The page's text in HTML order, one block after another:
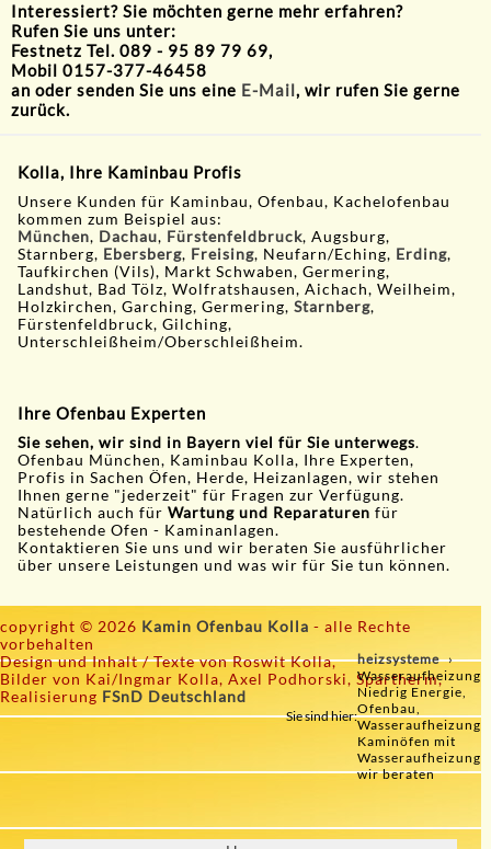
Interessiert? Sie möchten gerne mehr erfahren?
Rufen Sie uns unter:
Festnetz Tel. 089 - 95 89 79 69,
Mobil 0157-377-46458
an oder senden Sie uns eine E-Mail, wir rufen Sie gerne
zurück.
Kolla, Ihre Kaminbau Profis
Unsere Kunden für Kaminbau, Ofenbau, Kachelofenbau
kommen zum Beispiel aus:
München, Dachau, Fürstenfeldbruck, Augsburg,
Starnberg, Ebersberg, Freising, Neufarn/Eching, Erding,
Taufkirchen (Vils), Markt Schwaben, Germering,
Landshut, Bad Tölz, Wolfratshausen, Aichach, Weilheim,
Holzkirchen, Garching, Germering,Starnberg,
Fürstenfeldbruck, Gilching,
Unterschleißheim/Oberschleißheim.
Ihre Ofenbau Experten
Sie sehen, wir sind in Bayern viel für Sie unterwegs.
Ofenbau München, Kaminbau Kolla, Ihre Experten,
Profis in Sachen Öfen, Herde, Heizanlagen, wir stehen
Ihnen gerne "jederzeit" für Fragen zur Verfügung.
Natürlich auch fürWartung und Reparaturen für
bestehende Ofen - Kaminanlagen.
Kontaktieren Sie uns und wir beraten Sie ausführlicher
über unsere Leistungen und was wir für Sie tun können.
copyright © 2026 Kamin Ofenbau Kolla - alle Rechte
vorbehalten
Design und Inhalt / Texte von Roswit Kolla,
Bilder von Kai/Ingmar Kolla, Axel Podhorski, Spartherm,
Realisierung FSnD Deutschland
Sie sind hier:
heizsysteme
Wasseraufheizung
Niedrig Energie,
Ofenbau,
Wasseraufheizung
Kaminöfen mit
Wasseraufheizung
wir beraten